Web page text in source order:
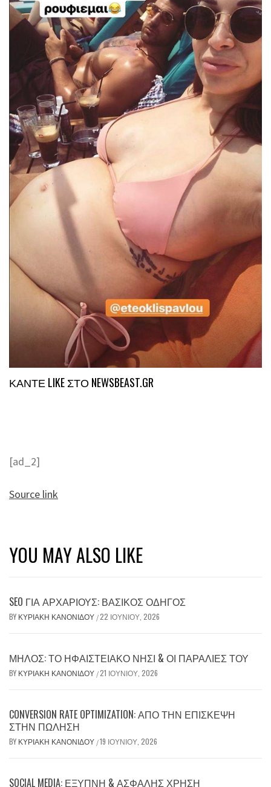
ΚΑΝΤΕ LIKE ΣΤΟ NEWSBEAST.GR
[ad_2]
Source link
YOU MAY ALSO LIKE
SEO ΓΙΑ ΑΡΧΆΡΙΟΥΣ: ΒΑΣΙΚΌΣ ΟΔΗΓΌΣ
BY ΚΥΡΙΑΚΉ ΚΑΝΟΝΊΔΟΥ /22 ΙΟΥΝΊΟΥ, 2026
ΜΉΛΟΣ: ΤΟ ΗΦΑΙΣΤΕΙΑΚΌ ΝΗΣΊ & ΟΙ ΠΑΡΑΛΊΕΣ ΤΟΥ
BY ΚΥΡΙΑΚΉ ΚΑΝΟΝΊΔΟΥ /21 ΙΟΥΝΊΟΥ, 2026
CONVERSION RATE OPTIMIZATION: ΑΠΌ ΤΗΝ ΕΠΊΣΚΕΨΗ
ΣΤΗΝ ΠΏΛΗΣΗ
BY ΚΥΡΙΑΚΉ ΚΑΝΟΝΊΔΟΥ /19 ΙΟΥΝΊΟΥ, 2026
SOCIAL MEDIA: ΈΞΥΠΝΗ & ΑΣΦΑΛΉΣ ΧΡΉΣΗ